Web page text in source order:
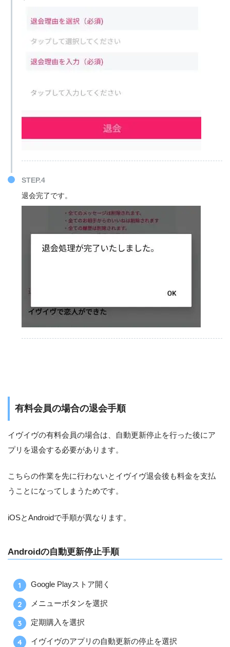
STEP.4
退会完了です。
有料会員の場合の退会手順
イヴイヴの有料会員の場合は、自動更新停止を行った後にア
プリを退会する必要があります。
こちらの作業を先に行わないとイヴイヴ退会後も料金を支払
うことになってしまうためです。
iOSとAndroidで手順が異なります。
Androidの自動更新停止手順
Google Playストア開く
メニューボタンを選択
定期購入を選択
イヴイヴのアプリの自動更新の停止を選択